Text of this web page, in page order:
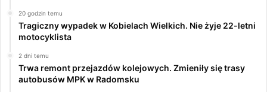
20 godzin temu
Tragiczny wypadek w Kobielach Wielkich. Nie żyje 22-letni
motocyklista
2 dni temu
Trwa remont przejazdów kolejowych. Zmieniły się trasy
autobusów MPK w Radomsku